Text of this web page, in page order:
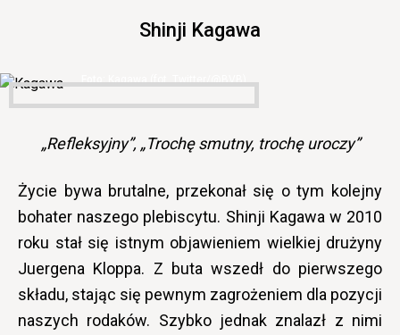
Shinji Kagawa
Kagawa (fot. Twitter/@BVB)
„Refleksyjny”, „Trochę smutny, trochę uroczy”
Życie bywa brutalne, przekonał się o tym kolejny
bohater naszego plebiscytu. Shinji Kagawa w 2010
roku stał się istnym objawieniem wielkiej drużyny
Juergena Kloppa. Z buta wszedł do pierwszego
składu, stając się pewnym zagrożeniem dla pozycji
naszych rodaków. Szybko jednak znalazł z nimi